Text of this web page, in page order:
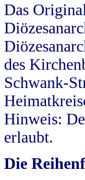
Das
des
Schwank-
Hinweis:
erlaubt.
Die